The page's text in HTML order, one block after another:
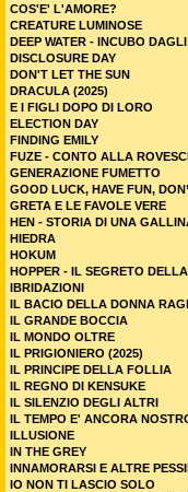
COS'E' L'AMORE?
CREATURE LUMINOSE
DEEP WATER - INCUBO
DISCLOSURE DAY
DON'T LET THE SUN
DRACULA (2025)
E I FIGLI DOPO DI LORO
ELECTION DAY
FINDING EMILY
FUZE - CONTO ALLA
GENERAZIONE FUMETTO
GOOD LUCK, HAVE FUN,
GRETA E LE FAVOLE VERE
HEN - STORIA DI UNA
HIEDRA
HOKUM
HOPPER - IL SEGRETO
IBRIDAZIONI
IL BACIO DELLA DONNA
IL GRANDE BOCCIA
IL MONDO OLTRE
IL PRIGIONIERO (2025)
IL PRINCIPE DELLA FOLLIA
IL REGNO DI KENSUKE
IL SILENZIO DEGLI ALTRI
IL TEMPO E' ANCORA
ILLUSIONE
IN THE GREY
INNAMORARSI E ALTRE
IO NON TI LASCIO SOLO